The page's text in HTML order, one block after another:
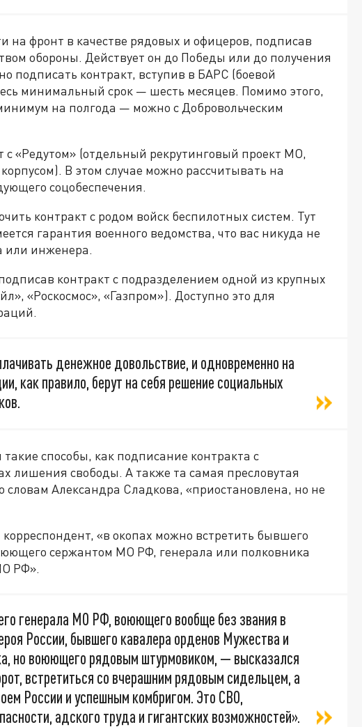
на фронт в качестве рядовых и офицеров, подписав
обороны. Действует он до Победы или до получения
подписать контракт, вступив в БАРС (боевой
минимальный срок — шесть месяцев. Помимо этого,
на полгода — можно с Добровольческим
«Редутом» (отдельный рекрутинговый проект МО,
В этом случае можно рассчитывать на
соцобеспечения.
контракт с родом войск беспилотных систем. Тут
гарантия военного ведомства, что вас никуда не
или инженера.
контракт с подразделением одной из крупных
«Роскосмос», «Газпром»). Доступно это для
денежное довольствие, и одновременно на
как правило, берут на себя решение социальных
способы, как подписание контракта с
лишения свободы. А также та самая пресловутая
Александра Сладкова, «приостановлена, но не
«в окопах можно встретить бывшего
сержантом МО РФ, генерала или полковника
РФ».
генерала МО РФ, воюющего вообще без звания в
России, бывшего кавалера орденов Мужества и
но воюющего рядовым штурмовиком, — высказался
встретиться со вчерашним рядовым сидельцем, а
России и успешным комбригом. Это СВО,
адского труда и гигантских возможностей».